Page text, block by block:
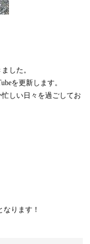
した。
を更新します。
しい日々を過ごしてお
ります！